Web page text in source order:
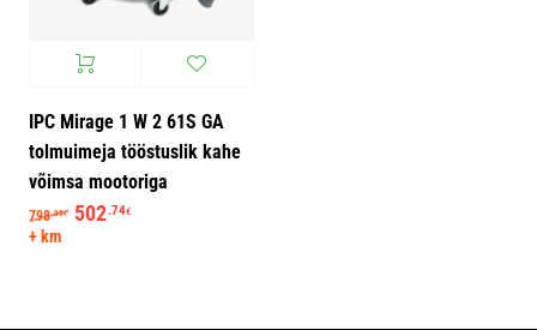
IPC Mirage 1 W 2 61S GA
tolmuimeja tööstuslik kahe
võimsa mootoriga
798.00€ Algne hind oli: 798.00€.
502.74€
+ km